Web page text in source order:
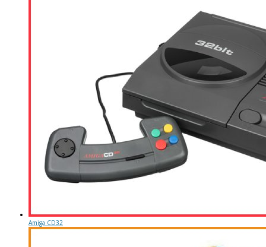
Amiga CD32